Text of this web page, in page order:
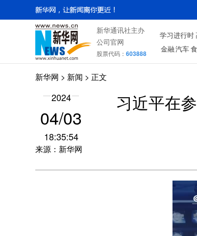
新华通讯社主办
公司官网
股票代码： 603888
学习进行时
金融 汽车
新华网 > 新闻 > 正文
2024
04/03
18:35:54
来源：新华网
习近平在